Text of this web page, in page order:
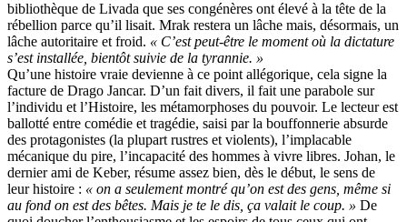
bibliothèque de Livada que ses congénères ont élevé à la tête de la
rébellion parce qu’il lisait. Mrak restera un lâche mais, désormais, un
lâche autoritaire et froid. « C’est peut-être le moment où la dictature
s’est installée, bientôt suivie de la tyrannie. »
Qu’une histoire vraie devienne à ce point allégorique, cela signe la
facture de Drago Jancar. D’un fait divers, il fait une parabole sur
l’individu et l’Histoire, les métamorphoses du pouvoir. Le lecteur est
ballotté entre comédie et tragédie, saisi par la bouffonnerie absurde
des protagonistes (la plupart rustres et violents), l’implacable
mécanique du pire, l’incapacité des hommes à vivre libres. Johan, le
dernier ami de Keber, résume assez bien, dès le début, le sens de
leur histoire : « on a seulement montré qu’on est des gens, même si
au fond on est des bêtes. Mais je te le dis, ça valait le coup. » De